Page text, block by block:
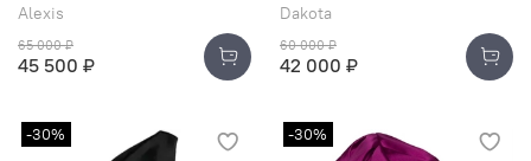
Alexis
65 000 ₽
45 500 ₽
Dakota
60 000 ₽
42 000 ₽
-30% -30%